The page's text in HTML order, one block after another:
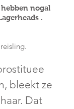
nogal
.
bleekt ze
Dat